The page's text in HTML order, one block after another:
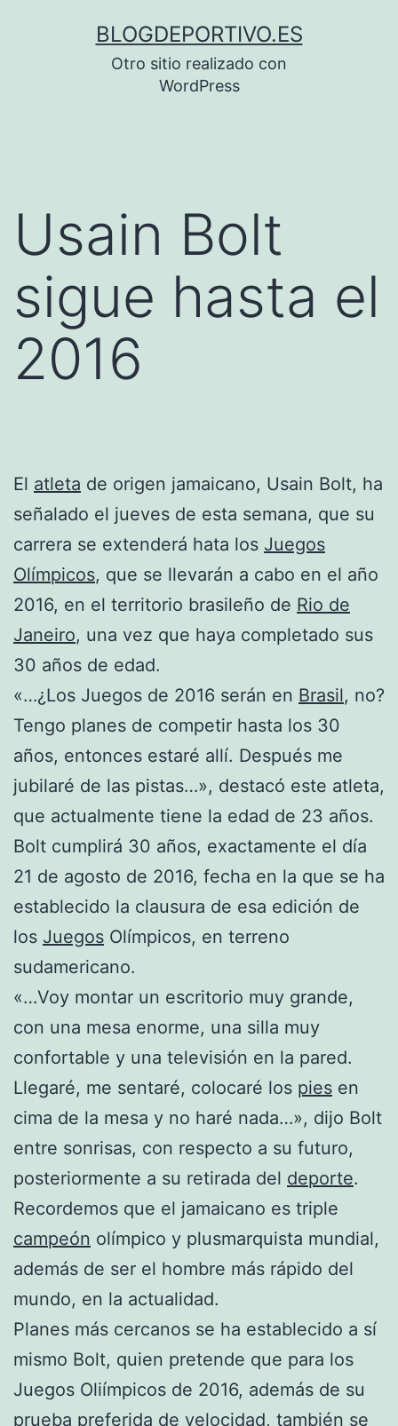
BLOGDEPORTIVO.ES
Otro sitio realizado con
WordPress
Usain Bolt
sigue hasta el
2016
El atleta de origen jamaicano, Usain Bolt, ha
señalado el jueves de esta semana, que su
carrera se extenderá hata los Juegos
Olímpicos, que se llevarán a cabo en el año
2016, en el territorio brasileño de Rio de
Janeiro, una vez que haya completado sus
30 años de edad.
«…¿Los Juegos de 2016 serán en Brasil, no?
Tengo planes de competir hasta los 30
años, entonces estaré allí. Después me
jubilaré de las pistas…», destacó este atleta,
que actualmente tiene la edad de 23 años.
Bolt cumplirá 30 años, exactamente el día
21 de agosto de 2016, fecha en la que se ha
establecido la clausura de esa edición de
los Juegos Olímpicos, en terreno
sudamericano.
«…Voy montar un escritorio muy grande,
con una mesa enorme, una silla muy
confortable y una televisión en la pared.
Llegaré, me sentaré, colocaré los pies en
cima de la mesa y no haré nada…», dijo Bolt
entre sonrisas, con respecto a su futuro,
posteriormente a su retirada del deporte.
Recordemos que el jamaicano es triple
campeón olímpico y plusmarquista mundial,
además de ser el hombre más rápido del
mundo, en la actualidad.
Planes más cercanos se ha establecido a sí
mismo Bolt, quien pretende que para los
Juegos Oliímpicos de 2016, además de su
prueba preferida de velocidad, también se